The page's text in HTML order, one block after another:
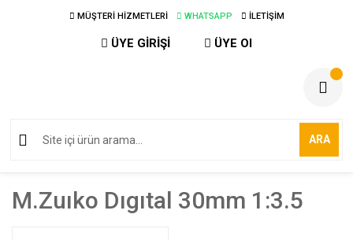
MÜŞTERİ HİZMETLERİ WHATSAPP İLETİŞİM
ÜYE GİRİŞİ ÜYE Ol
ARA
M.zuıko Dıgıtal 30mm 1:3.5